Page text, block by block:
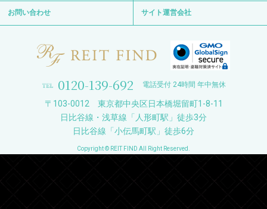
お問い合わせ サイト運営会社
0120-139-692 電話受付 24時間 年中無休
〒103-0012 東京都中央区日本橋堀留町1-8-11
日比谷線・浅草線「人形町駅」徒歩3分
日比谷線「小伝馬町駅」徒歩6分
Copyright © REIT FIND All Right Reserved.